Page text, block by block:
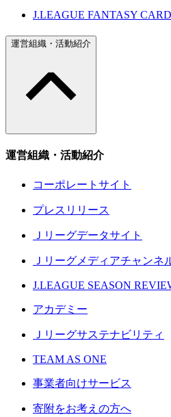
J.LEAGUE FANTASY CARD
運営組織・活動紹介
運営組織・活動紹介
コーポレートサイト
プレスリリース
Ｊリーグデータサイト
Ｊリーグメディアチャンネ
J.LEAGUE SEASON
アカデミー
Ｊリーグサステナビリティ
TEAM AS ONE
事業者向けサービス
寄附をお考えの方へ